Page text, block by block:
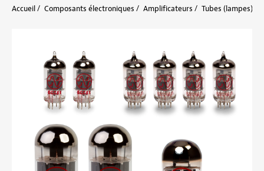
Accueil Composants électroniques Amplificateurs Tubes (lampes)